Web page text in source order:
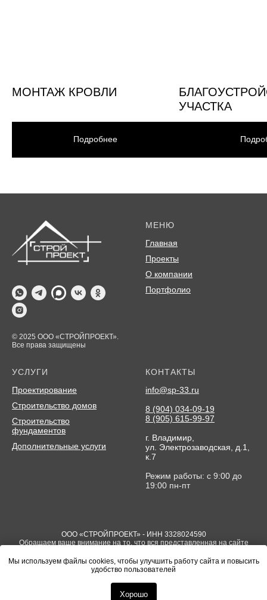
МОНТАЖ КРОВЛИ
Подробнее
УЧАСТКА
© 2025 ООО «СТРОЙПРОЕКТ».
Все права защищены
МЕНЮ
Главная
Проекты
О компании
Портфолио
УСЛУГИ
Проектирование
Строительство домов
Строительство
фундаментов
Дополнительные услуги
КОНТАКТЫ
info@sp-33.ru
8 (904) 034-09-19
8 (905) 615-99-97
г. Владимир,
ул. Электрозаводская, д.1,
к.7
Режим работы: с 9:00 до
19:00 пн-пт
ООО «СТРОЙПРОЕКТ» - ИНН 3328024590
Обращаем ваше внимание на то, что вся представленная на сайте
при каких условиях не является публичной офертой определяемой
положениями Статьи 437(2) Гражданского кодекса РФ
*Компания Meta, в том числе ее продукты Facebook и Instagram,
признана экстремистской организацией в РФ
Мы используем файлы cookies, чтобы улучшить работу сайта и повысить
удобство пользователей
Хорошо